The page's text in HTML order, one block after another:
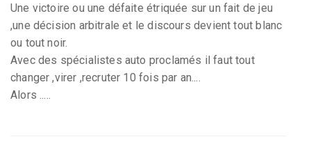
Une victoire ou une défaite étriquée sur un fait de jeu
,une décision arbitrale et le discours devient tout blanc
ou tout noir.
Avec des spécialistes auto proclamés il faut tout
changer ,virer ,recruter 10 fois par an....
Alors .....